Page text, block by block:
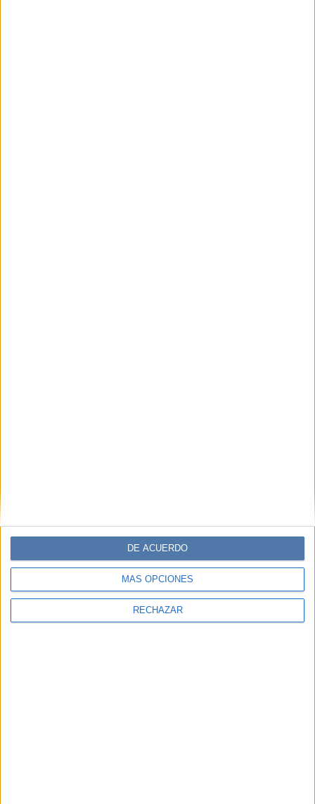
MÁS OPCIONES
RECHAZAR
DE ACUERDO